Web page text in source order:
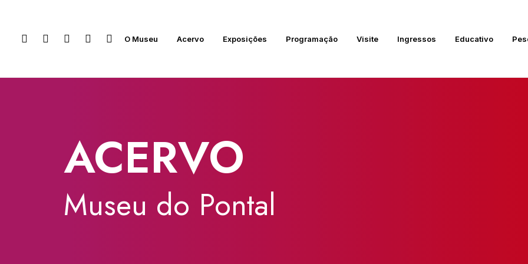
O Museu Acervo Exposições Programação Visite Ingressos Educativo
ACERVO
Museu do Pontal